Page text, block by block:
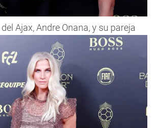
Ajax, Andre Onana, y su pareja